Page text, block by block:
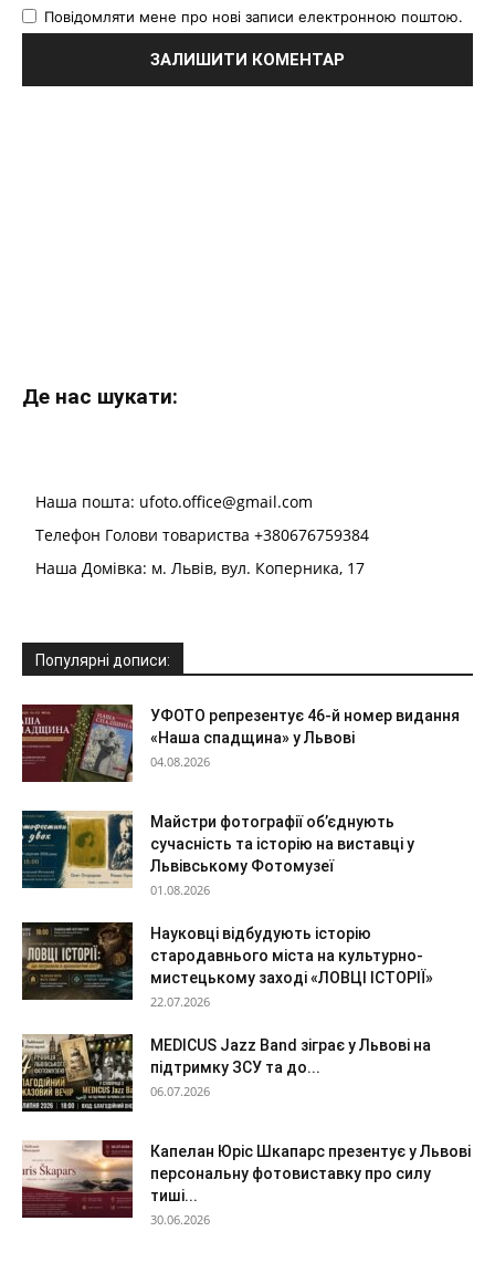
Повідомляти мене про нові записи електронною поштою.
Де нас шукати:
Наша пошта: ufoto.office@gmail.com
Телефон Голови товариства +380676759384
Наша Домівка: м. Львів, вул. Коперника, 17
Популярні дописи:
УФОТО репрезентує 46-й номер видання
«Наша спадщина» у Львові
04.08.2026
Майстри фотографії об’єднують
сучасність та історію на виставці у
Львівському Фотомузеї
01.08.2026
Науковці відбудують історію
стародавнього міста на культурно-
мистецькому заході «ЛОВЦІ ІСТОРІЇ»
22.07.2026
MEDICUS Jazz Band зіграє у Львові на
підтримку ЗСУ та до...
06.07.2026
Капелан Юріс Шкапарс презентує у Львові
персональну фотовиставку про силу
тиші...
30.06.2026